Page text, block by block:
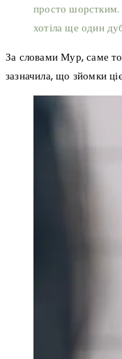
просто шорстким.
хотіла ще один
За словами Мур, саме
зазначила, що зйомки